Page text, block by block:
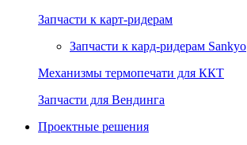
Запчасти к карт-ридерам
Запчасти к кард-ридерам Sankyo
Механизмы термопечати для ККТ
Запчасти для Вендинга
Проектные решения